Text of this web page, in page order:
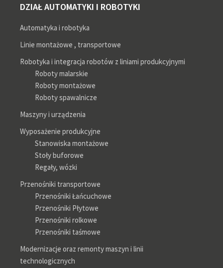
DZIAŁ AUTOMATYKI I ROBOTYKI
Automatyka i robotyka
Linie montażowe , transportowe
Robotyka i integracja robotów z liniami produkcyjnymi
Roboty malarskie
Roboty montażowe
Roboty spawalnicze
Maszyny i urządzenia
Wyposażenie produkcyjne
Stanowiska montażowe
Stoły buforowe
Regały, wózki
Przenośniki transportowe
Przenośniki Łańcuchowe
Przenośniki Płytowe
Przenośniki rolkowe
Przenośniki taśmowe
Modernizacje oraz remonty maszyn i linii
technologicznych